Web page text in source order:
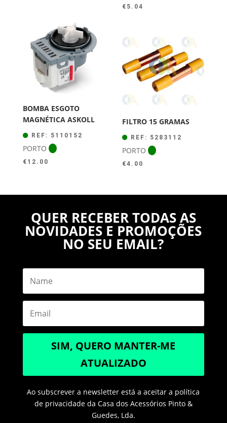
€ 5.04
BOMBA ESGOTO
MAGNÉTICA ASKOLL
REF: 5110152
PORTO
€ 12.00
FILTRO 15 GRAMAS
REF: 5283112
PORTO
€4.00
QUER RECEBER TODAS AS
NOVIDADES E PROMOÇÕES
NO SEU EMAIL?
SIM, QUERO MANTER-ME
ATUALIZADO
Ao subscrever a newsletter está a aceitar a política
de privacidade da Casa dos Acessórios Pinto &
Guedes, Lda.